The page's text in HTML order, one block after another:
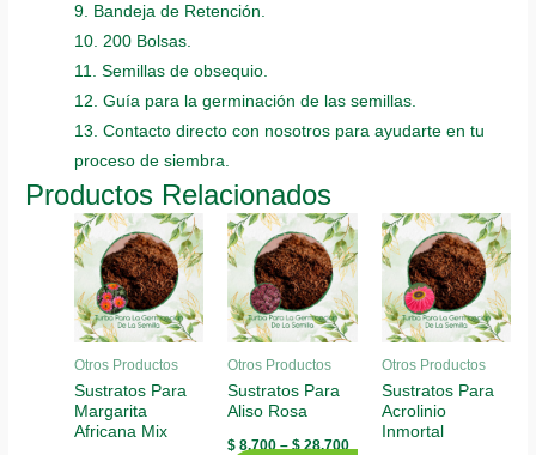
9. Bandeja de Retención.
10. 200 Bolsas.
11. Semillas de obsequio.
12. Guía para la germinación de las semillas.
13. Contacto directo con nosotros para ayudarte en tu
proceso de siembra.
Productos Relacionados
Otros Productos
Sustratos Para
Margarita
Africana Mix
Otros Productos
Sustratos Para
Aliso Rosa
$ 8.700–$28.700
Otros Productos
Sustratos Para
Acrolinio
Inmortal